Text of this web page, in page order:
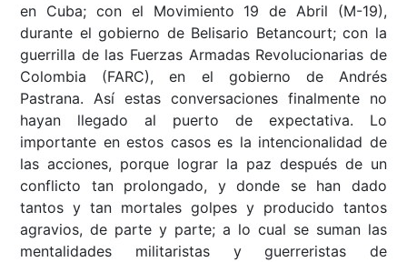
en Cuba; con el Movimiento 19 de Abril (M-19),
durante el gobierno de Belisario Betancourt; con la
guerrilla de las Fuerzas Armadas Revolucionarias de
Colombia (FARC), en el gobierno de Andrés
Pastrana. Así estas conversaciones finalmente no
hayan llegado al puerto de expectativa. Lo
importante en estos casos es la intencionalidad de
las acciones, porque lograr la paz después de un
conflicto tan prolongado, y donde se han dado
tantos y tan mortales golpes y producido tantos
agravios, de parte y parte; a lo cual se suman las
mentalidades militaristas y guerreristas de